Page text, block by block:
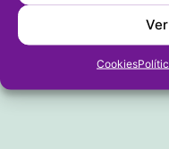
Cookies